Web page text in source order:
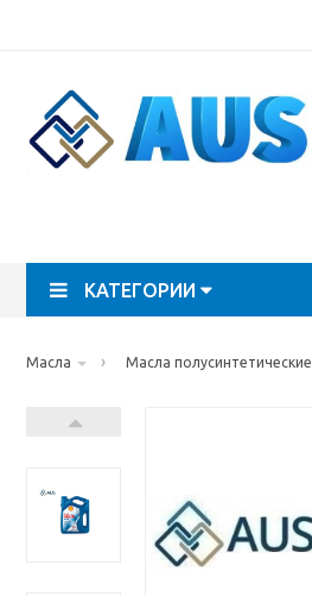
КАТЕГОРИИ
Масла › Масла полусинтетические